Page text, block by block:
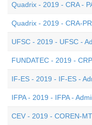
Quadrix - 2019 - CRA -
Quadrix - 2019 - CRA-
UFSC - 2019 - UFSC -
FUNDATEC - 2019 -
IF-ES - 2019 - IF-ES -
IFPA - 2019 - IFPA -
CEV - 2019 - COREN-